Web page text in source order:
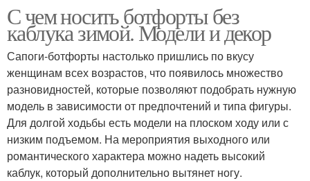
С чем носить ботфорты без
каблука зимой. Модели и декор
Сапоги-ботфорты настолько пришлись по вкусу
женщинам всех возрастов, что появилось множество
разновидностей, которые позволяют подобрать нужную
модель в зависимости от предпочтений и типа фигуры.
Для долгой ходьбы есть модели на плоском ходу или с
низким подъемом. На мероприятия выходного или
романтического характера можно надеть высокий
каблук, который дополнительно вытянет ногу.